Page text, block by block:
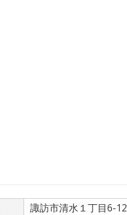
諏訪市清水１丁目6-12